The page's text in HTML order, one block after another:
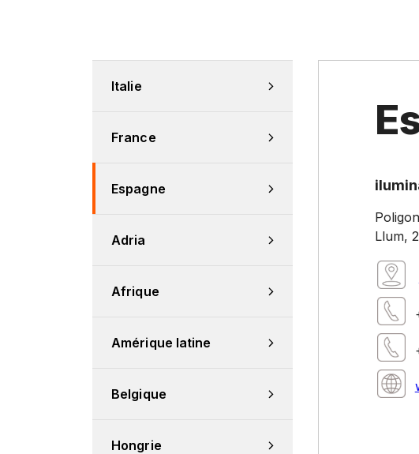
Italie
France
Espagne
Adria
Afrique
Amérique latine
Belgique
Hongrie
Llum,